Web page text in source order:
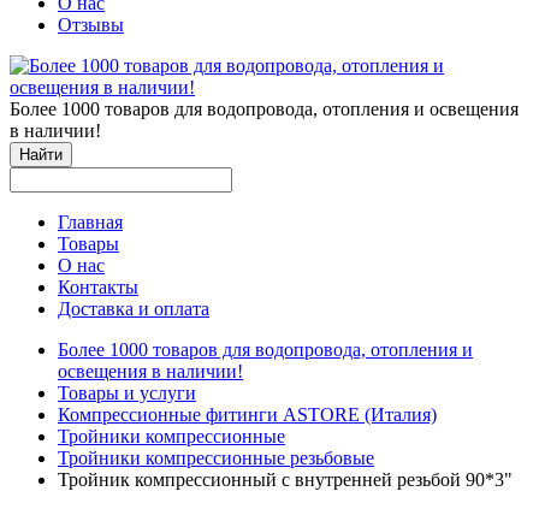
Отзывы
Более 1000 товаров для водопровода, отопления и освещения
в наличии!
Найти
Главная
Товары
О нас
Контакты
Доставка и оплата
Более 1000 товаров для водопровода, отопления и
освещения в наличии!
Товары и услуги
Компрессионные фитинги ASTORE (Италия)
Тройники компрессионные
Тройники компрессионные резьбовые
Тройник компрессионный с внутренней резьбой 90*3"